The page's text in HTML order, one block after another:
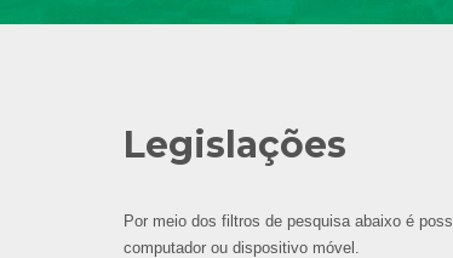
Legislações
Por meio dos filtros de pesquisa abaixo é
computador ou dispositivo móvel.